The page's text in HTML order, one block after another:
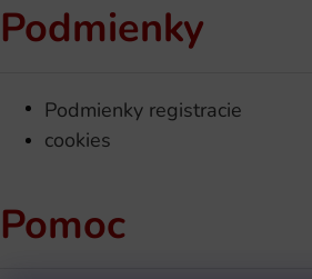
Podmienky
Podmienky registracie
cookies
Pomoc